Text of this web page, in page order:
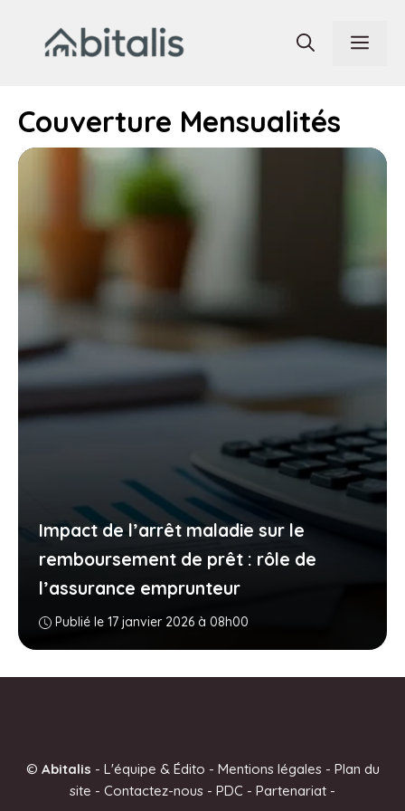
contenu
Couverture Mensualités
Impact de l’arrêt maladie sur le
remboursement de prêt : rôle de
l’assurance emprunteur
Publié le 17 janvier 2026 à 08h00
© Abitalis - L'équipe & Édito - Mentions légales- Plan du
site - Contactez-nous - PDC - Partenariat -